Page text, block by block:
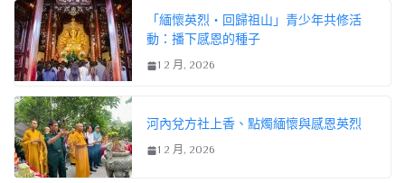
「緬懷英烈・回歸祖山」青少年共修活
動：播下感恩的種子
1 2 月, 2026
河內兌方社上香、點燭緬懷與感恩英烈
1 2 月, 2026